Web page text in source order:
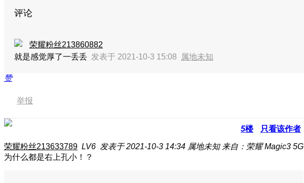
评论
荣耀粉丝213860882
就是感觉厚了一丢丢 发表于 2021-10-3 15:08 属地未知
赞
举报
5楼 只看该作者
荣耀粉丝213633789 LV6 发表于 2021-10-3 14:34 属地未知 来自：荣耀 Magic3 5G
为什么都是右上孔小！？